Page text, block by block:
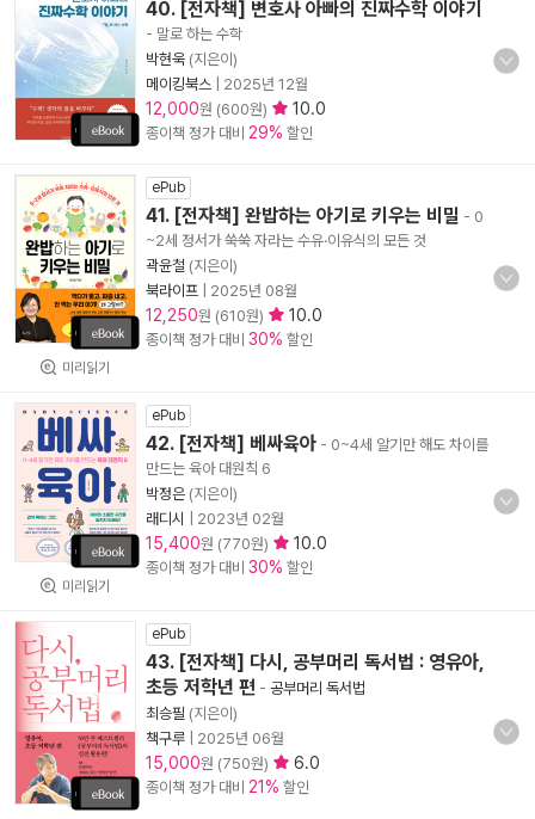
40. [전자책] 변호사 아빠의 진짜수학 이야기
- 말로 하는 수학
박현욱 (지은이)
메이킹북스
2025년 12월
12,000원 (600원) 10.0
종이책 정가 대비 29% 할인
미리읽기
ePub
41. [전자책] 완밥하는 아기로 키우는 비밀 - 0
~2세 정서가 쑥쑥 자라는 수유·이유식의 모든 것
곽윤철 (지은이)
북라이프
2025년 08월
12,250원 (610원) 10.0
종이책 정가 대비 30% 할인
미리읽기
ePub
42. [전자책] 베싸육아 - 0~4세 알기만 해도 차이를
만드는 육아 대원칙 6
박정은 (지은이)
래디시
2023년 02월
15,400원 (770원) 10.0
종이책 정가 대비 30% 할인
ePub
43. [전자책] 다시, 공부머리 독서법 : 영유아,
초등 저학년 편 - 공부머리 독서법
최승필 (지은이)
책구루
2025년 06월
15,000원 (750원) 6.0
종이책 정가 대비 21% 할인